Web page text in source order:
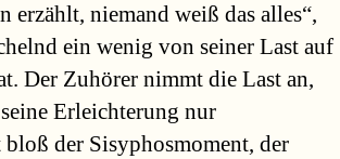
erzählt, niemand weiß das alles“,
ein wenig von seiner Last auf
Der Zuhörer nimmt die Last an,
Erleichterung nur
der Sisyphosmoment, der